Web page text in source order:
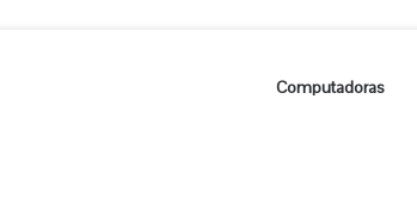
Computadoras